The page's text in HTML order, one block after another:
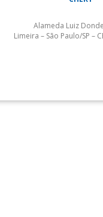
Alameda Luiz
Limeira – São Paulo/SP –